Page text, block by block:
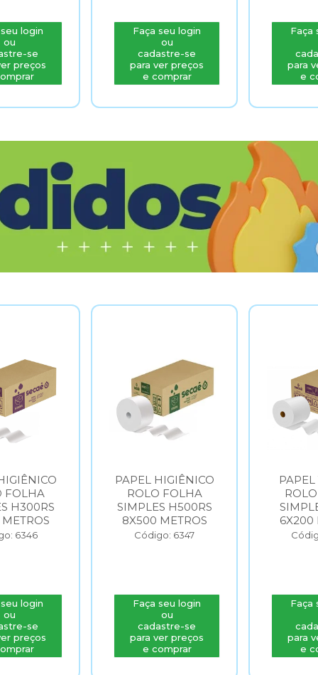
login
ou
se
preços
Faça seu login
ou
cadastre-se
para ver preços
e comprar
Faça
para
e
FOLHA
H500RS
6347
login
ou
se
preços
PAPEL TOALHA
ROLO FOLHA
SIMPLES T24RS
6X200 METROS
Código: 6348
Faça seu login
ou
cadastre-se
para ver preços
e comprar
6X200
Faça
para
e